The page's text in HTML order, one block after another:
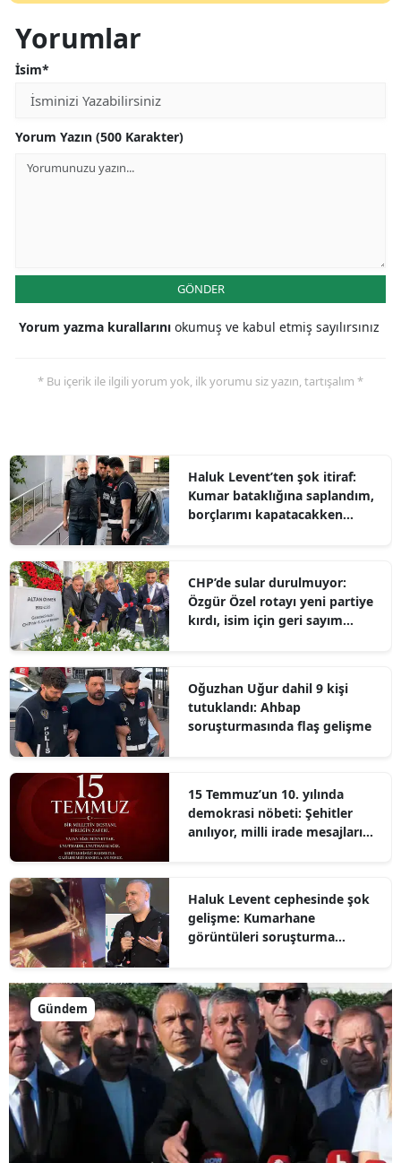
Yorumlar
İsim*
Yorum Yazın (500 Karakter)
GÖNDER
Yorum yazma kurallarını okumuş ve kabul etmiş sayılırsınız
* Bu içerik ile ilgili yorum yok, ilk yorumu siz yazın, tartışalım *
Haluk Levent’ten şok itiraf:
Kumar bataklığına saplandım,
borçlarımı kapatacakken
CHP’de sular durulmuyor:
Özgür Özel rotayı yeni partiye
kırdı, isim için geri sayım
Oğuzhan Uğur dahil 9 kişi
tutuklandı: Ahbap
soruşturmasında flaş gelişme
15 Temmuz’un 10. yılında
demokrasi nöbeti: Şehitler
anılıyor, milli irade mesajları
Haluk Levent cephesinde şok
gelişme: Kumarhane
görüntüleri soruşturma
Gündem